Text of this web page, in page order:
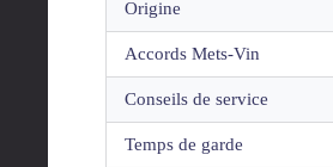
Origine
Accords Mets-Vin
Conseils de service
Temps de garde